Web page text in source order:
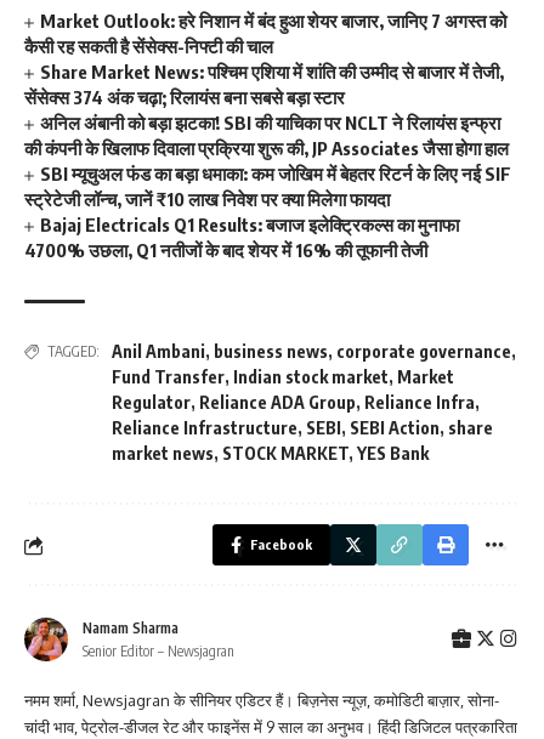
Market Outlook: हरे निशान में बंद हुआ शेयर बाजार, जानिए 7 अगस्त को
कैसी रह सकती है सेंसेक्स-निफ्टी की चाल
Share Market News: पश्चिम एशिया में शांति की उम्मीद से बाजार में तेजी,
सेंसेक्स 374 अंक चढ़ा; रिलायंस बना सबसे बड़ा स्टार
अनिल अंबानी को बड़ा झटका! SBI की याचिका पर NCLT ने रिलायंस इन्फ्रा
की कंपनी के खिलाफ दिवाला प्रक्रिया शुरू की, JP Associates जैसा होगा हाल
SBI म्यूचुअल फंड का बड़ा धमाका: कम जोखिम में बेहतर रिटर्न के लिए नई SIF
स्ट्रेटेजी लॉन्च, जानें ₹10 लाख निवेश पर क्या मिलेगा फायदा
Bajaj Electricals Q1 Results: बजाज इलेक्ट्रिकल्स का मुनाफा
4700% उछला, Q1 नतीजों के बाद शेयर में 16% की तूफानी तेजी
TAGGED: Anil Ambani, business news, corporate governance,
Fund Transfer, Indian stock market, Market
Regulator, Reliance ADA Group, Reliance Infra,
Reliance Infrastructure, SEBI, SEBI Action, share
market news, STOCK MARKET, YES Bank
Facebook
Namam Sharma
Senior Editor – Newsjagran
नमम शर्मा, Newsjagran के सीनियर एडिटर हैं। बिज़नेस न्यूज़, कमोडिटी बाज़ार, सोना-
चांदी भाव, पेट्रोल-डीजल रेट और फाइनेंस में 9 साल का अनुभव। हिंदी डिजिटल पत्रकारिता